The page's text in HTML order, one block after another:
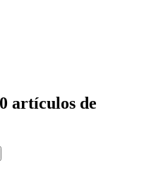
artículos de